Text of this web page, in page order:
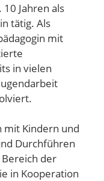
Jahren als
tätig. Als
mit
in vielen
mit Kindern und
Durchführen
der
in Kooperation